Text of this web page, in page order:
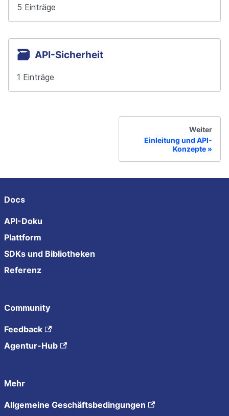
5 Einträge
🗃 API-Sicherheit
1 Einträge
Weiter
Einleitung und API-
Konzepte
Docs
API-Doku
Plattform
SDKs und Bibliotheken
Referenz
Community
Feedback
Agentur-Hub
Mehr
Allgemeine Geschäftsbedingungen